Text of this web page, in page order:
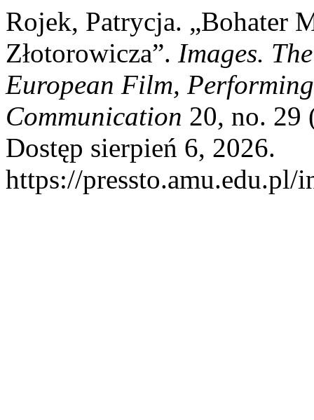
Rojek, Patrycja. „Bohater
Złotorowicza”. Images.
European Film,
Communication 20, no. 29
Dostęp sierpień 6, 2026.
https://